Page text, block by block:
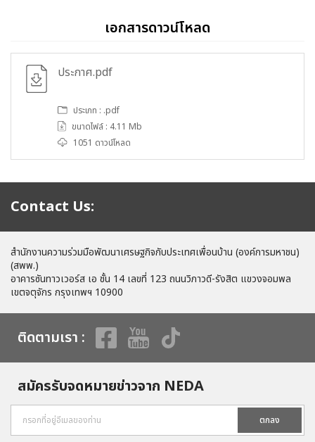
เอกสารดาวน์โหลด
ประกาศ.pdf
ประเภท : .pdf
ขนาดไฟล์ : 4.11 Mb
1051 ดาวน์โหลด
Contact Us:
สำนักงานความร่วมมือพัฒนาเศรษฐกิจกับประเทศเพื่อนบ้าน (องค์การมหาชน)
(สพพ.)
อาคารซันทาวเวอร์ส เอ ชั้น 14 เลขที่ 123 ถนนวิภาวดี-รังสิต แขวงจอมพล
เขตจตุจักร กรุงเทพฯ 10900
ติดตามเรา :
สมัครรับจดหมายข่าวจาก NEDA
ตกลง